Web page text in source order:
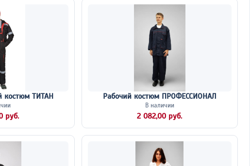
костюм ТИТАН
руб.
Рабочий костюм ПРОФЕССИОНАЛ
В наличии
2 082,00 руб.